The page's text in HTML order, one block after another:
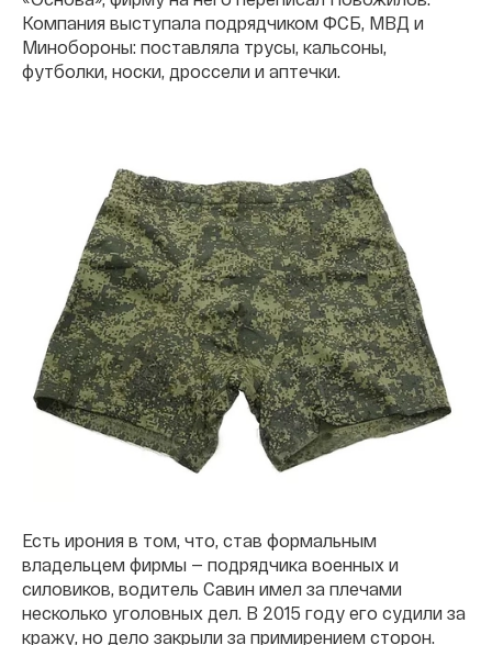
Компания выступала подрядчиком ФСБ, МВД и
Минобороны: поставляла трусы, кальсоны,
футболки, носки, дроссели и аптечки.
Есть ирония в том, что, став формальным
владельцем фирмы — подрядчика военных и
силовиков, водитель Савин имел за плечами
несколько уголовных дел. В 2015 году его судили за
кражу, но дело закрыли за примирением сторон.